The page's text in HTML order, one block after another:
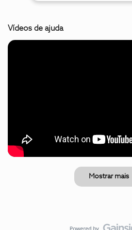
Vídeos de ajuda
Mostrar mais